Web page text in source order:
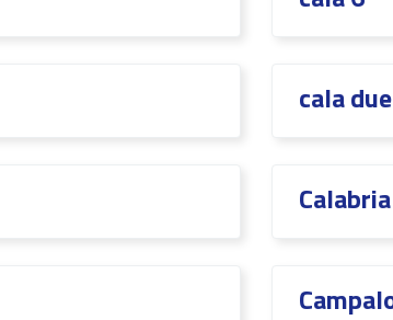
cala due
Calabria